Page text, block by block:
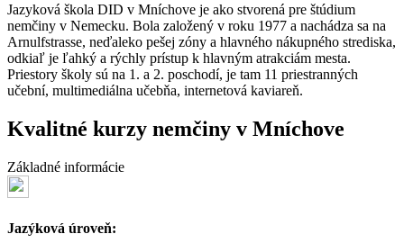
Jazyková škola DID v Mníchove je ako stvorená pre štúdium
nemčiny v Nemecku. Bola založený v roku 1977 a nachádza sa na
Arnulfstrasse, neďaleko pešej zóny a hlavného nákupného strediska,
odkiaľ je ľahký a rýchly prístup k hlavným atrakciám mesta.
Priestory školy sú na 1. a 2. poschodí, je tam 11 priestranných
učební, multimediálna učebňa, internetová kaviareň.
Kvalitné kurzy nemčiny v Mníchove
Základné informácie
Jazýková úroveň: